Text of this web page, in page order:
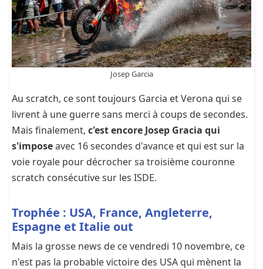
Josep Garcia
Au scratch, ce sont toujours Garcia et Verona qui se
livrent à une guerre sans merci à coups de secondes.
Mais finalement, c'est encore Josep Gracia qui
s'imposeavec 16 secondes d'avance et qui est sur la
voie royale pour décrocher sa troisième couronne
scratch consécutive sur les ISDE.
Trophée : USA, France, Angleterre,
Espagne et Italie out
Mais la grosse news de ce vendredi 10 novembre, ce
n'est pas la probable victoire des USA qui mènent la